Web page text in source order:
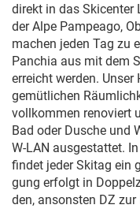
direkt in das Skicenter
der Alpe Pampeago,
machen jeden Tag zu
Panchia aus mit dem
erreicht werden. Unser
gemütlichen
vollkommen renoviert
Bad oder Dusche und
W-LAN ausgestattet.
findet jeder Skitag ein
gung erfolgt in
den, ansonsten DZ